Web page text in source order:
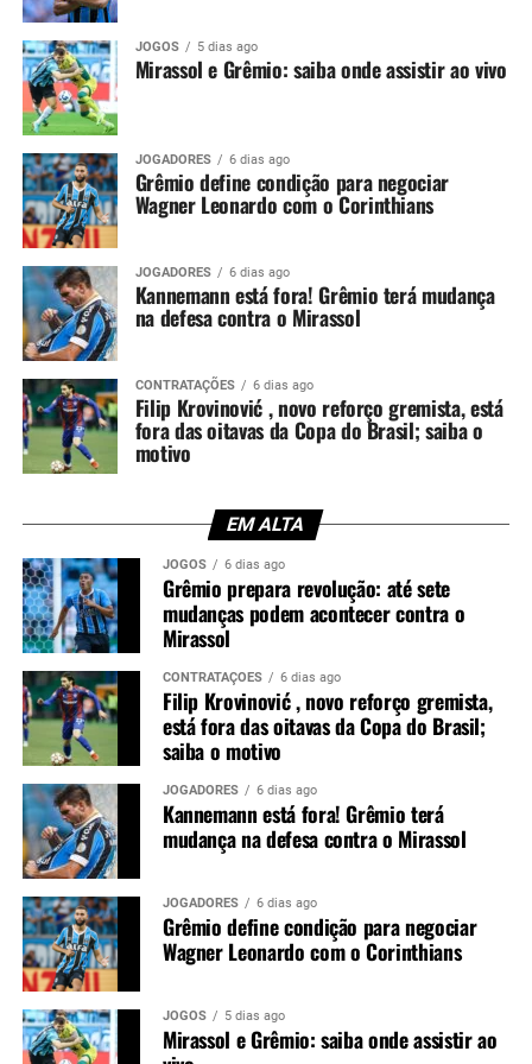
apenas agora. Por isso, o argentino ficará fora justamente
em um confronto decisivo, no momento em que o
Tricolor busca recuperação após a eliminação na Copa
Sul-Americana.
Kannemann recebeu críticas da
torcida
O lance que tirou Kannemann da partida ocorreu no dia
14 de maio, diante do Confiança-SE. Na ocasião, o
defensor entrou no intervalo para substituir Balbuena,
mas permaneceu pouco tempo em campo. Aos 29
minutos da etapa final, o árbitro Lucas Torezin mostrou
o segundo cartão amarelo e, na sequência, o vermelho.
Além da expulsão, a atuação gerou críticas entre os
advertências em menos de meia hora, comprometendo a
equipe em um momento importante do confronto.
Você precisa ver também:Filip Krovinović , novo
reforço gremista, está fora das oitavas da Copa do
Luís Castro avalia alternativas
Sem Kannemann à disposição, Luís Castro analisa as
opções para montar a defesa. A tendência aponta para a
entrada de Wagner Leonardo, que disputa posição com
Luís Eduardo para atuar ao lado de Gustavo Martins. A
definição deve acontecer nos últimos treinamentos antes
da partida.
Contudo, a ausência do ídolo gremista abre espaço para
outro defensor mostrar serviço em um confronto de
grande importância. OGrêmioespera iniciar o mata-
mata com um bom resultado para construir vantagem e
JOGOS 5 dias ago
Mirassol e Grêmio: saiba onde assistir ao vivo
JOGADORES 6 dias ago
Grêmio define condição para negociar
Wagner Leonardo com o Corinthians
JOGADORES 6 dias ago
Kannemann está fora! Grêmio terá mudança
na defesa contra o Mirassol
CONTRATAÇÕES 6 dias ago
Filip Krovinović , novo reforço gremista, está
fora das oitavas da Copa do Brasil; saiba o
motivo
EM ALTA
JOGOS 6 dias ago
Grêmio prepara revolução: até sete
mudanças podem acontecer contra o
Mirassol
CONTRATAÇÕES 6 dias ago
Filip Krovinović , novo reforço gremista,
está fora das oitavas da Copa do Brasil;
saiba o motivo
JOGADORES 6 dias ago
Kannemann está fora! Grêmio terá
mudança na defesa contra o Mirassol
JOGADORES 6 dias ago
Grêmio define condição para negociar
Wagner Leonardo com o Corinthians
JOGOS 5 dias ago
Mirassol e Grêmio: saiba onde assistir ao